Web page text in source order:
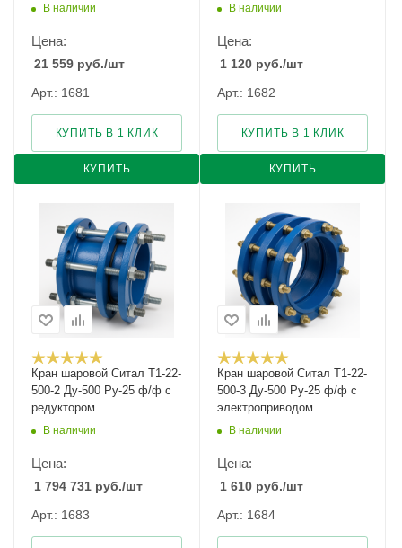
В наличии
Цена:
21 559 руб./шт
Арт.: 1681
КУПИТЬ
КУПИТЬ В 1 КЛИК
В наличии
Цена:
1 120 руб./шт
Арт.: 1682
КУПИТЬ
КУПИТЬ В 1 КЛИК
Кран шаровой Cитал T1-22-
500-2 Ду-500 Ру-25 ф/ф с
редуктором
В наличии
Цена:
1 794 731 руб./шт
Арт.: 1683
Кран шаровой Cитал T1-22-
500-3 Ду-500 Ру-25 ф/ф с
электроприводом
В наличии
Цена:
1 610 руб./шт
Арт.: 1684